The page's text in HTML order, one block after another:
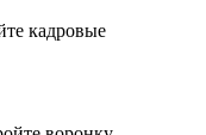
кадровые